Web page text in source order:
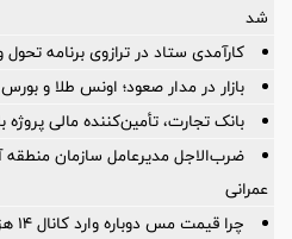
شد
کارآمدی ستاد در ترازوی برنامه
بازار در مدار صعود؛ اونس طلا و بورس
بانک تجارت، تأمین‌کننده مالی پروژه بازسازی
ضرب‌الاجل مدیرعامل سازمان منطقه
عمرانی
چرا قیمت مس دوباره وارد کانال ۱۴ هزار دلار شد